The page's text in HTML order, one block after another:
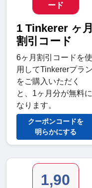
ード
1 Tinkerer ヶ月
割引コード
6ヶ月割引コードを使
用してTinkererプラン
をご購入いただく
と、1ヶ月分が無料に
なります。
クーポンコードを
明らかにする
1,90